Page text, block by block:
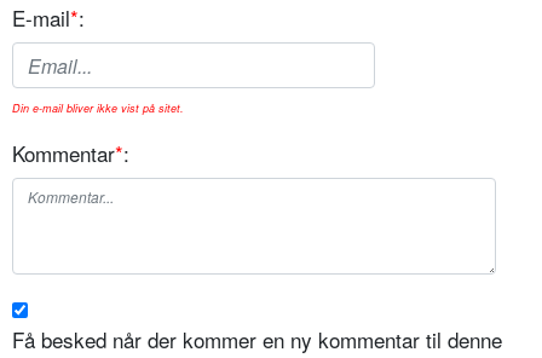
E-mail*:
Din e-mail bliver ikke vist på sitet.
Kommentar*:
Få besked når der kommer en ny kommentar til denne